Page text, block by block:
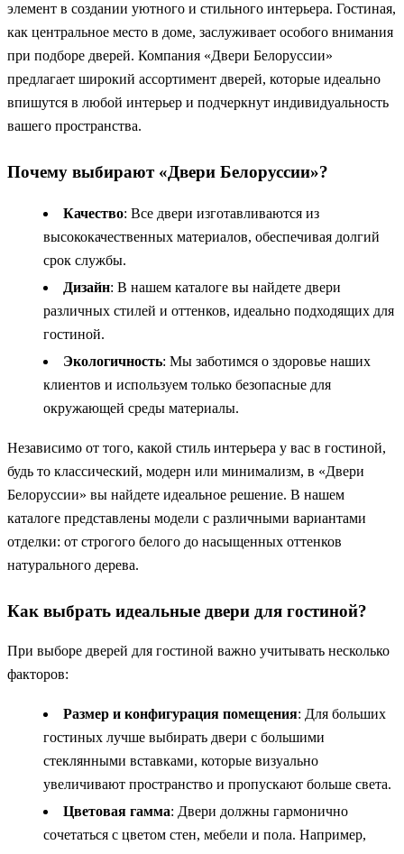
элемент в создании уютного и стильного интерьера. Гостиная,
как центральное место в доме, заслуживает особого внимания
при подборе дверей. Компания «Двери Белоруссии»
предлагает широкий ассортимент дверей, которые идеально
впишутся в любой интерьер и подчеркнут индивидуальность
вашего пространства.
Почему выбирают «Двери Белоруссии»?
Качество: Все двери изготавливаются из
высококачественных материалов, обеспечивая долгий
срок службы.
Дизайн: В нашем каталоге вы найдете двери
различных стилей и оттенков, идеально подходящих для
гостиной.
Экологичность: Мы заботимся о здоровье наших
клиентов и используем только безопасные для
окружающей среды материалы.
Независимо от того, какой стиль интерьера у вас в гостиной,
будь то классический, модерн или минимализм, в «Двери
Белоруссии» вы найдете идеальное решение. В нашем
каталоге представлены модели с различными вариантами
отделки: от строгого белого до насыщенных оттенков
натурального дерева.
Как выбрать идеальные двери для гостиной?
При выборе дверей для гостиной важно учитывать несколько
факторов:
Размер и конфигурация помещения: Для больших
гостиных лучше выбирать двери с большими
стеклянными вставками, которые визуально
увеличивают пространство и пропускают больше света.
Цветовая гамма: Двери должны гармонично
сочетаться с цветом стен, мебели и пола. Например,